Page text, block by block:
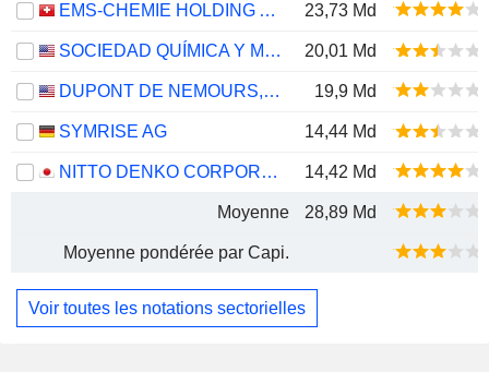
EMS-CHEMIE HOLDING AG 23,73 Md
SOCIEDAD QUÍMICA Y MINERA DE CHILE S.A. 20,01 Md
DUPONT DE NEMOURS, INC. 19,9 Md
SYMRISE AG 14,44 Md
NITTO DENKO CORPORATION 14,42 Md
Moyenne 28,89 Md
Moyenne pondérée par Capi.
Voir toutes les notations sectorielles